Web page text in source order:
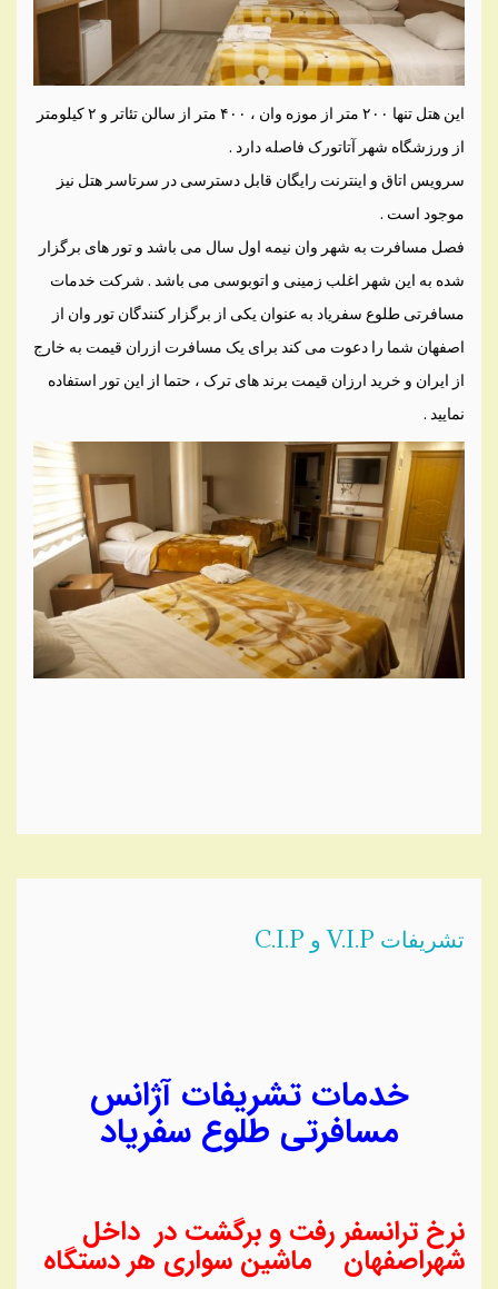
این هتل تنها ۲۰۰ متر از موزه وان ، ۴۰۰ متر از سالن تئاتر و ۲ کیلومتر
از ورزشگاه شهر آتاتورک فاصله دارد .
سرویس اتاق و اینترنت رایگان قابل دسترسی در سرتاسر هتل نیز
موجود است .
فصل مسافرت به شهر وان نیمه اول سال می باشد و تور های برگزار
شده به این شهر اغلب زمینی و اتوبوسی می باشد . شرکت خدمات
مسافرتی طلوع سفریاد به عنوان یکی از برگزار کنندگان تور وان از
اصفهان شما را دعوت می کند برای یک مسافرت ازران قیمت به خارج
از ایران و خرید ارزان قیمت برند های ترک ، حتما از این تور استفاده
نمایید .
تشریفات V.I.P و C.I.P
خدمات تشریفات آژانس
مسافرتی طلوع سفریاد
نرخ ترانسفر رفت و برگشت در داخل
شهراصفهان ماشین سواری هر دستگاه